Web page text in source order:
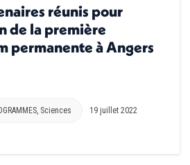
réunis pour
de la première
permanente à Angers
Sciences 19 juillet 2022